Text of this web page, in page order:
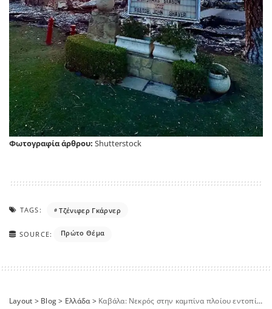
Φωτογραφία άρθρου: Shutterstock
TAGS: Tζένιφερ Γκάρνερ
SOURCE: Πρώτο Θέμα
Layout > Blog> Ελλάδα> Καβάλα: Νεκρός στην καμπίνα πλοίου εντοπίστηκε 45χρονος ναυτικός